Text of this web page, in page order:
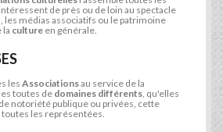
de près ou de loin au spectacle
les médias associatifs ou le patrimoine
la culture en générale.
les Associationsau service de la
toutes de domaines différents , qu'elles
notoriété publique ou privées, cette
les représentées.